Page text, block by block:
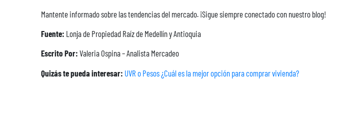
Mantente informado sobre las tendencias del mercado. ¡Sigue siempre conectado con nuestro blog!
Fuente: Lonja de Propiedad Raíz de Medellín y Antioquia
Escrito Por: Valeria Ospina – Analista Mercadeo
Quizás te pueda interesar: UVR o Pesos ¿Cuál es la mejor opción para comprar vivienda?